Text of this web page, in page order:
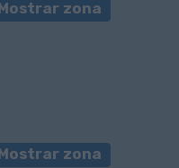
Mostrar zona
Mostrar zona